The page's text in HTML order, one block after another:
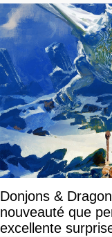
Donjons &
nouveauté que
excellente